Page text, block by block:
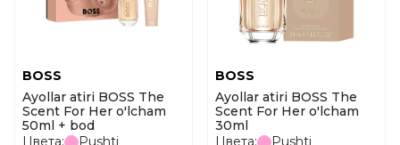
BOSS
Ayollar atiri BOSS The
Scent For Her o'lcham
50ml + bod
Цвета:
Pushti
BOSS
Ayollar atiri BOSS The
Scent For Her o'lcham
30ml
Цвета:
Pushti